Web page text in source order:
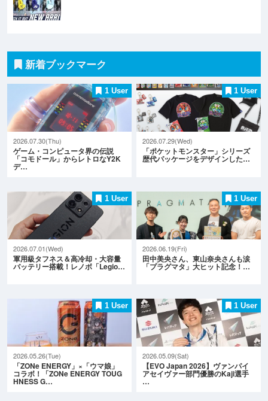
新着ブックマーク
1 User
2026.07.30(Thu)
ゲーム・コンピュータ界の伝説
「コモドール」からレトロなY2K
デ…
1 User
2026.07.29(Wed)
「ポケットモンスター」シリーズ
歴代パッケージをデザインした…
1 User
2026.07.01(Wed)
軍用級タフネス＆高冷却・大容量
バッテリー搭載！レノボ「Legio…
1 User
2026.06.19(Fri)
田中美央さん、東山奈央さんも涙
「プラグマタ」大ヒット記念！…
1 User
2026.05.26(Tue)
「ZONe ENERGY」×「ウマ娘」
コラボ！「ZONe ENERGY TOUG
HNESS G…
1 User
2026.05.09(Sat)
【EVO Japan 2026】ヴァンパイ
アセイヴァー部門優勝のKaji選手
…